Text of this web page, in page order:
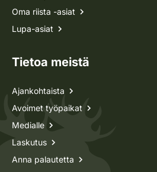
Oma riista -asiat
Lupa-asiat
Tietoa meistä
Ajankohtaista
Avoimet työpaikat
Medialle
Laskutus
Anna palautetta